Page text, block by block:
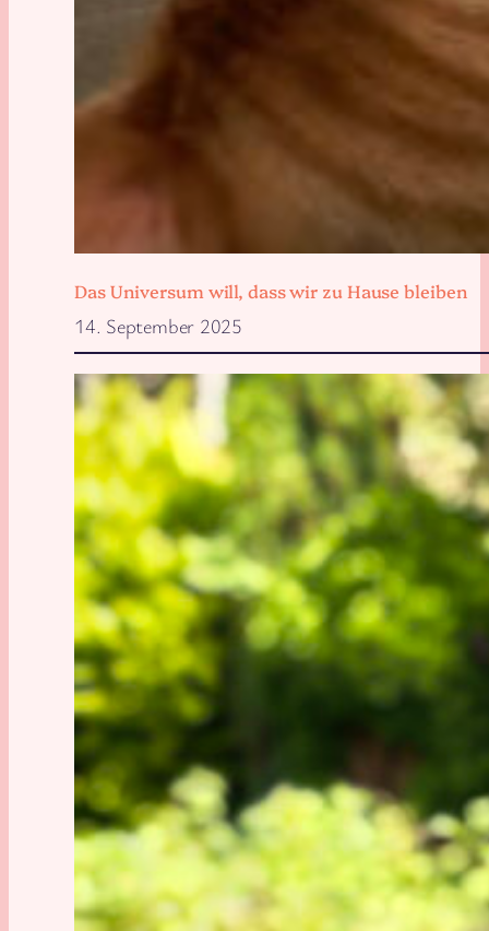
Das Universum will, dass wir zu Hause bleiben
14. September 2025